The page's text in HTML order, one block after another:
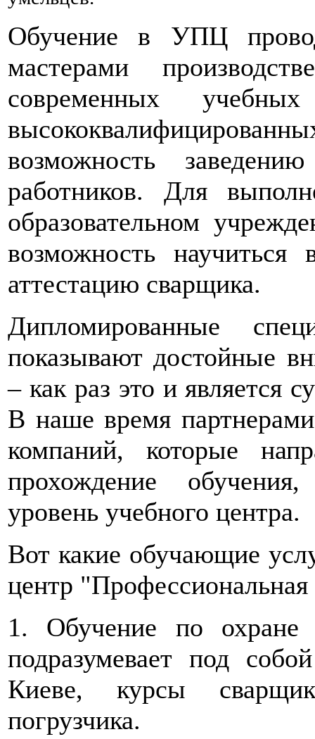
Обучение в УПЦ
мастерами
современных
возможность
работников. Для
образовательном
возможность
аттестацию сварщика.
Дипломированные
показывают достойные
– как раз это и является
В наше время
компаний, которые
прохождение
уровень учебного центра.
Вот какие обучающие
центр "Профессиональная
1. Обучение по
подразумевает под
Киеве, курсы
погрузчика.